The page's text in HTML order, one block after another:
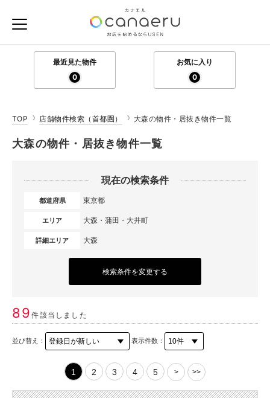
最近見た物件
0
お気に入り
0
TOP 店舗物件検索（首都圏） 大森の物件・居抜き物件一覧
大森の物件・居抜き物件一覧
現在の検索条件
都道府県 東京都
エリア 大森・蒲田・大井町
詳細エリア 大森
検索条件を変更する
89件該当しました
並び替え： 表示件数：
1 2 3 4 5 > >>